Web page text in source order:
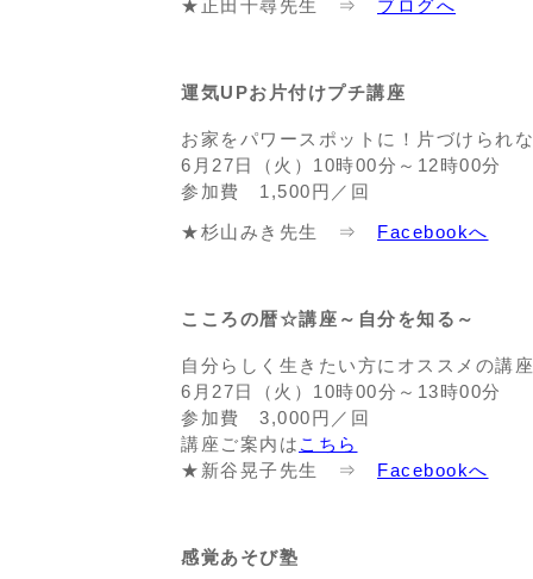
★正田千尋先生 ⇒ ブログへ
運気UPお片付けプチ講座
お家をパワースポットに！片づけられ
6月27日（火）10時00分～12時00分
参加費 1,500円／回
★杉山みき先生 ⇒ Facebookへ
こころの暦☆講座～自分を知る～
自分らしく生きたい方にオススメの講座
6月27日（火）10時00分～13時00分
参加費 3,000円／回
講座ご案内は こちら
★新谷晃子先生 ⇒ Facebookへ
感覚あそび塾